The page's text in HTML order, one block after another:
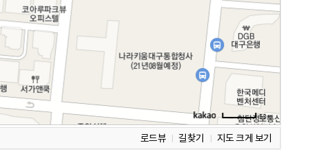
로드뷰 길찾기 지도 크게 보기